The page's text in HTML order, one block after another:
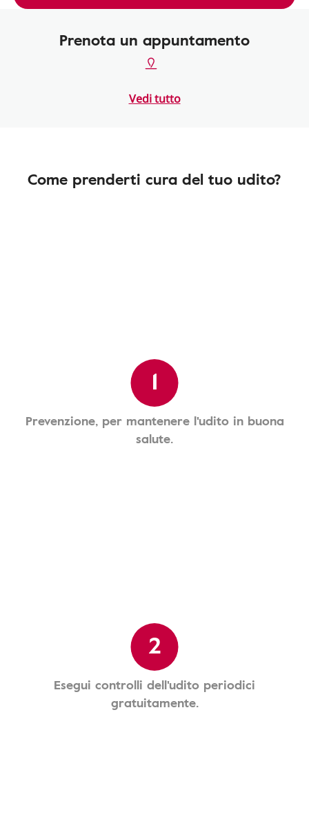
Prenota un appuntamento
Vedi tutto
Come prenderti cura del tuo udito?
1
Prevenzione, per mantenere l'udito in buona
salute.
2
Esegui controlli dell'udito periodici
gratuitamente.